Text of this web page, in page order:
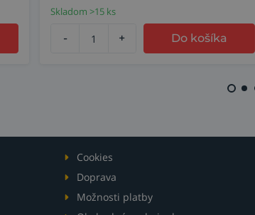
Skladom >15 ks
- + Do košíka
Cookies
Doprava
Možnosti platby